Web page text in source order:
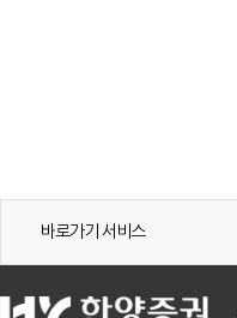
바로가기 서비스